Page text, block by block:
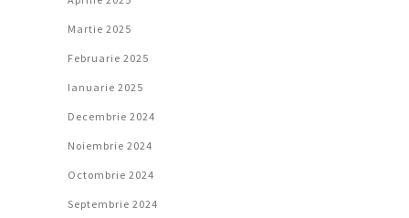
Martie 2025
Februarie 2025
Ianuarie 2025
Decembrie 2024
Noiembrie 2024
Octombrie 2024
Septembrie 2024